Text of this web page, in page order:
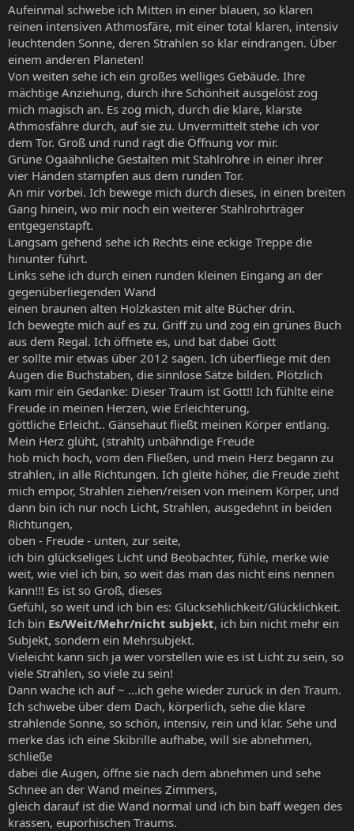
Aufeinmal schwebe ich Mitten in einer blauen, so klaren
reinen intensiven Athmosfäre, mit einer total klaren, intensiv
leuchtenden Sonne, deren Strahlen so klar eindrangen. Über
einem anderen Planeten!
Von weiten sehe ich ein großes welliges Gebäude. Ihre
mächtige Anziehung, durch ihre Schönheit ausgelöst zog
mich magisch an. Es zog mich, durch die klare, klarste
Athmosfähre durch, auf sie zu. Unvermittelt stehe ich vor
dem Tor. Groß und rund ragt die Öffnung vor mir.
Grüne Ogaähnliche Gestalten mit Stahlrohre in einer ihrer
vier Händen stampfen aus dem runden Tor.
An mir vorbei. Ich bewege mich durch dieses, in einen breiten
Gang hinein, wo mir noch ein weiterer Stahlrohrträger
entgegenstapft.
Langsam gehend sehe ich Rechts eine eckige Treppe die
hinunter führt.
Links sehe ich durch einen runden kleinen Eingang an der
gegenüberliegenden Wand
einen braunen alten Holzkasten mit alte Bücher drin.
Ich bewegte mich auf es zu. Griff zu und zog ein grünes Buch
aus dem Regal. Ich öffnete es, und bat dabei Gott
er sollte mir etwas über 2012 sagen. Ich überfliege mit den
Augen die Buchstaben, die sinnlose Sätze bilden. Plötzlich
kam mir ein Gedanke: Dieser Traum ist Gott!! Ich fühlte eine
Freude in meinen Herzen, wie Erleichterung,
göttliche Erleicht.. Gänsehaut fließt meinen Körper entlang.
Mein Herz glüht, (strahlt) unbähndige Freude
hob mich hoch, vom den Fließen, und mein Herz begann zu
strahlen, in alle Richtungen. Ich gleite höher, die Freude zieht
mich empor, Strahlen ziehen/reisen von meinem Körper, und
dann bin ich nur noch Licht, Strahlen, ausgedehnt in beiden
Richtungen,
oben - Freude - unten, zur seite,
ich bin glückseliges Licht und Beobachter, fühle, merke wie
weit, wie viel ich bin, so weit das man das nicht eins nennen
kann!!! Es ist so Groß, dieses
Gefühl, so weit und ich bin es: Glücksehlichkeit/Glücklichkeit.
Ich bin Es/Weit/Mehr/nicht subjekt, ich bin nicht mehr ein
Subjekt, sondern ein Mehrsubjekt.
Vieleicht kann sich ja wer vorstellen wie es ist Licht zu sein, so
viele Strahlen, so viele zu sein!
Dann wache ich auf ~ ...ich gehe wieder zurück in den Traum.
Ich schwebe über dem Dach, körperlich, sehe die klare
strahlende Sonne, so schön, intensiv, rein und klar. Sehe und
merke das ich eine Skibrille aufhabe, will sie abnehmen,
schließe
dabei die Augen, öffne sie nach dem abnehmen und sehe
Schnee an der Wand meines Zimmers,
gleich darauf ist die Wand normal und ich bin baff wegen des
krassen, euporhischen Traums.